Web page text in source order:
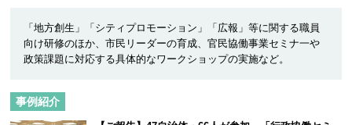
「地方創生」「シティプロモーション」「広報」等に関する職員
向け研修のほか、市民リーダーの育成、官民協働事業セミナ一や
政策課題に対応する具体的なワークショップの実施など。
事例紹介